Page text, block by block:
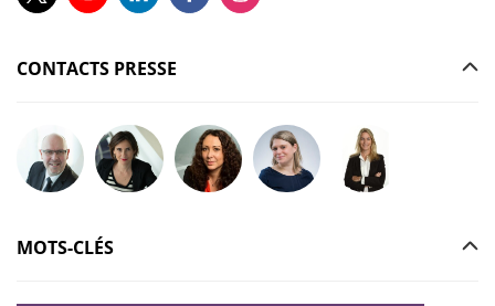
CONTACTS PRESSE
Poser votre question à Christophe GILBERT
Poser votre question à Fanny KERECKI
Poser votre question à Mélissa
Poser votre question à Marine
Poser votre question
MOTS-CLÉS